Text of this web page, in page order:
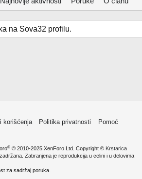
na Sova32 profilu.
korišćenja Politika privatnosti
Pomoć
® © 2010-2025 XenForo Ltd. Copyright © Krstarica
Zabranjena je reprodukcija u celini i u delovima
za sadržaj poruka.